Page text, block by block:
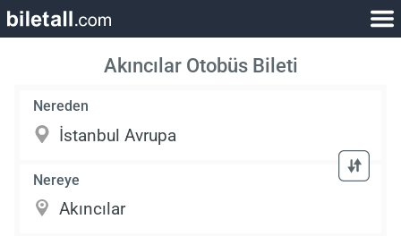
Akıncılar Otobüs Bileti
Nereden
Nereye